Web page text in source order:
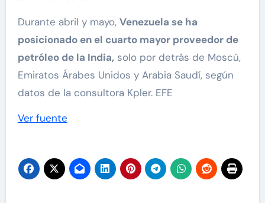
Durante abril y mayo, Venezuela se ha
posicionado en el cuarto mayor proveedor de
petróleo de la India,solo por detrás de Moscú,
Emiratos Árabes Unidos y Arabia Saudí, según
datos de la consultora Kpler. EFE
Ver fuente